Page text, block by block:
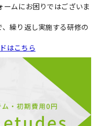
ムにお困りではございま
繰り返し実施する研修の
はこちら